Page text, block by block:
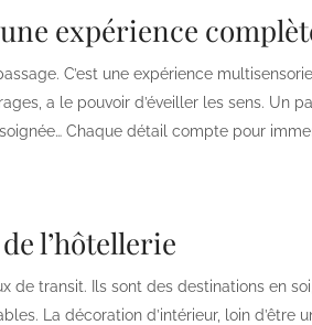
expérience
C’est une expérience
a le pouvoir d’éveiller les sens. Un
Chaque détail compte pour
l’hôtellerie
de transit. Ils sont des destinations en
La décoration d’intérieur, loin d’être